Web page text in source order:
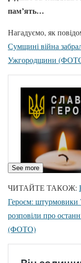
пам’ять…
Нагадуємо, як
Сумщині війна
Ужгородщини
See more
ЧИТАЙТЕ ТАКОЖ:
Героєм: штурмовики
розповіли про
(ФОТО)